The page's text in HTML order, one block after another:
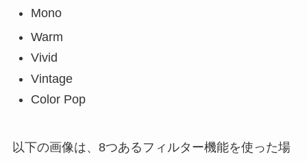
Mono
Warm
Vivid
Vintage
Color Pop
以下の画像は、8つあるフィルター機能を使った場